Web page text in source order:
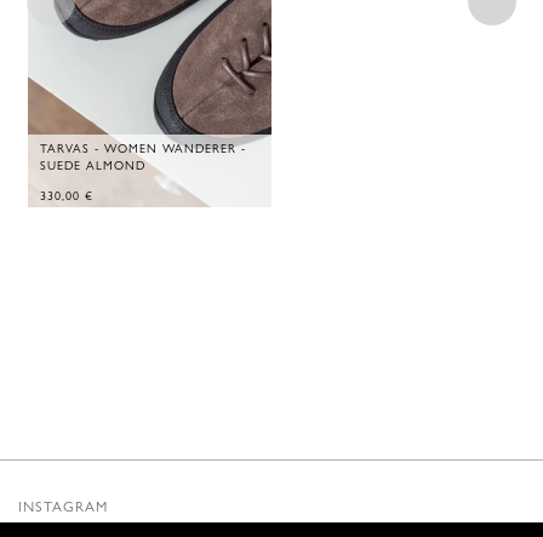
TARVAS - WOMEN WANDERER -
SUEDE ALMOND
330,00 €
INSTAGRAM